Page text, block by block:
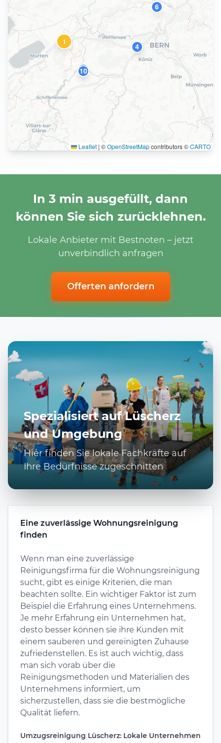
1
3
4
6
10
Leaflet | ©OpenStreetMapcontributors ©CARTO
In 3 min ausgefüllt, dann
können Sie sich zurücklehnen.
Lokale Anbieter mit Bestnoten – jetzt
unverbindlich anfragen
Offerten anfordern
Spezialisiert auf Lüscherz
und Umgebung
Hier finden Sie lokale Fachkräfte auf
Ihre Bedürfnisse zugeschnitten
Eine zuverlässige Wohnungsreinigung
finden
Wenn man eine zuverlässige
Reinigungsfirma für die Wohnungsreinigung
sucht, gibt es einige Kriterien, die man
beachten sollte. Ein wichtiger Faktor ist zum
Beispiel die Erfahrung eines Unternehmens.
Je mehr Erfahrung ein Unternehmen hat,
desto besser können sie ihre Kunden mit
einem sauberen und gereinigten Zuhause
zufriedenstellen. Es ist auch wichtig, dass
man sich vorab über die
Reinigungsmethoden und Materialien des
Unternehmens informiert, um
sicherzustellen, dass sie die bestmögliche
Qualität liefern.
Umzugsreinigung Lüscherz: Lokale Unternehmen